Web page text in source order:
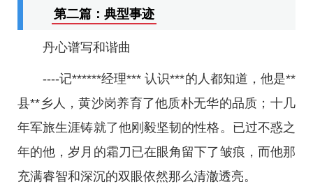
第二篇：典型事迹
丹心谱写和谐曲
----记******经理*** 认识***的人都知道，他是**
县**乡人，黄沙岗养育了他质朴无华的品质；十几
年军旅生涯铸就了他刚毅坚韧的性格。已过不惑之
年的他，岁月的霜刀已在眼角留下了皱痕，而他那
充满睿智和深沉的双眼依然那么清澈透亮。